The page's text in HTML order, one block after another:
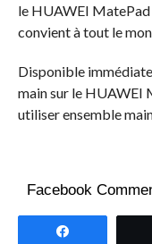
le HUAWEI
convient à tout le
Disponible
main sur le HUAWEI
utiliser ensemble
Facebook